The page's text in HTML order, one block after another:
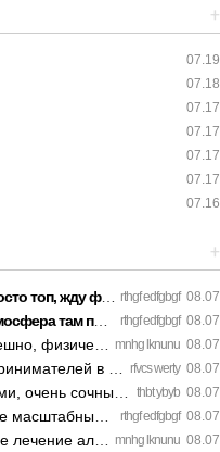
+
07.19
07.18
07.17
07.17
07.17
07.17
07.16
+
rthgf edfgbgf 08.07
жду финал! htt…
rthgf edfgbgf 08.07
просто непере…
mnhg lknunu 08.07
тяги больше н…
rfvcs werty 08.07
Петербурге…
thbt ybyb 08.07
https://inte…
rthgf edfgbgf 08.07
турниры. https…
mnhg lknunu 08.07
Санкт-…